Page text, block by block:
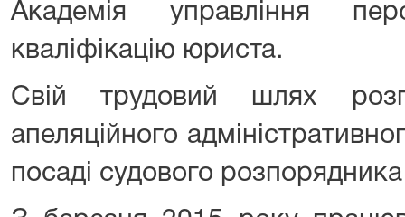
Академія управління
кваліфікацію юриста.
Свій трудовий шлях
апеляційного
посаді судового